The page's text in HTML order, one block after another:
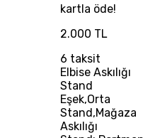
kartla öde!
2.000 TL
6 taksit
Elbise Askılığı
Stand
Eşek,Orta
Stand,Mağaza
Askılığı